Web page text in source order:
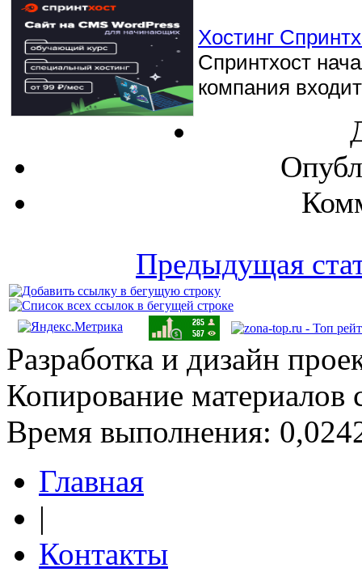
Хостинг
Спринтхост
компания
Предыдущая
Разработка и дизайн
Копирование материалов
Время выполнения:
Главная
|
Контакты